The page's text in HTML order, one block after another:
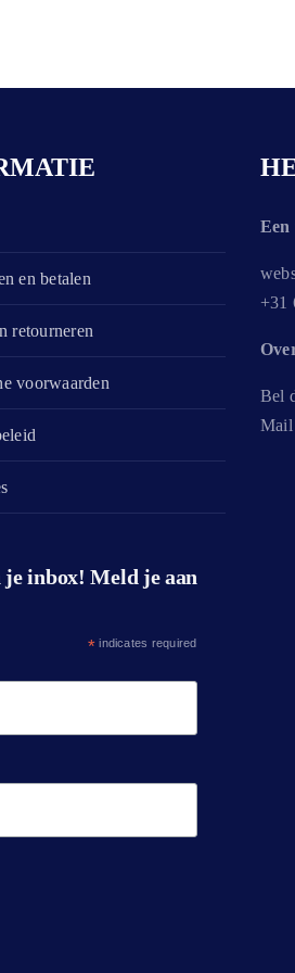
je inbox! Meld je aan
* indicates required
en betalen
retourneren
voorwaarden
Een
+31
Bel
Mail